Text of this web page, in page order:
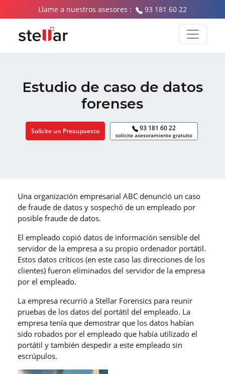
Llame a nuestros asesores : 93 181 60 22
Estudio de caso de datos
forenses
Solicite un Presupuesto 93 181 60 22
solicite asesoramiento gratuito
Una organización empresarial ABC denunció un caso
de fraude de datos y sospechó de un empleado por
posible fraude de datos.
El empleado copió datos de información sensible del
servidor de la empresa a su propio ordenador portátil.
Estos datos críticos (en este caso las direcciones de los
clientes) fueron eliminados del servidor de la empresa
por el empleado.
La empresa recurrió a Stellar Forensics para reunir
pruebas de los datos del portátil del empleado. La
empresa tenía que demostrar que los datos habían
sido robados por el empleado que había utilizado el
portátil y también despedir a este empleado sin
escrúpulos.